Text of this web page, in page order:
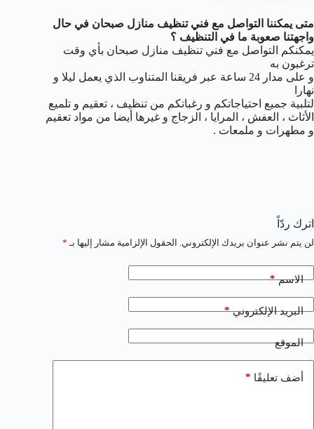
متى يمكننا التواصل مع فني تنظيف منازل صبحان في حال
واجهتنا صعوبة ما في التنظيف ؟
يمكنكم التواصل مع فني تنظيف منازل صبحان بأي وقت
ترغبون به
و على مدار 24 ساعة عبر فريقنا المتناوب الذي يعمل ليلا و
نهارا
لتلبية جميع احتياجاتكم و رغباتكم من تنظيف ، تعقيم و تلميع
الأثاث ، العفش ، المرايا ، الزجاج و غيرها أيضا من مواد تعقيم
و مطهرات و ملمعات .
اترك ردّاً
لن يتم نشر عنوان بريدك الإلكتروني. الحقول الإلزامية مشار إليها بـ *
الاسم*
البريد الإلكتروني*
الموقع
أضف تعليقًا *